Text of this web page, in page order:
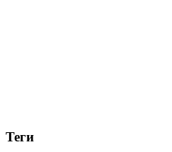
Теги